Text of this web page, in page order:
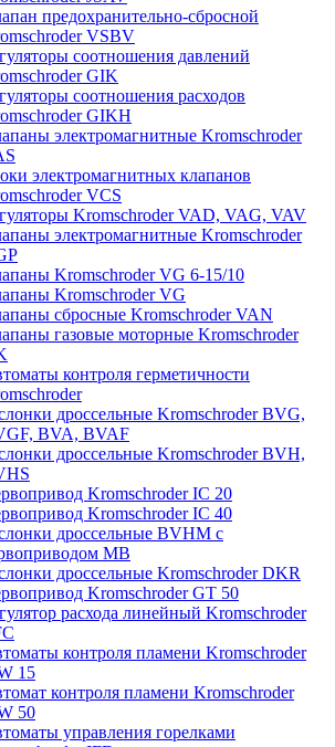
предохранительно-сбросной
VSBV
соотношения давлений
GIK
соотношения расходов
GIKH
электромагнитные Kromschroder
электромагнитных клапанов
VCS
Kromschroder VAD, VAG, VAV
электромагнитные Kromschroder
Kromschroder VG 6-15/10
Kromschroder VG
сбросные Kromschroder VAN
газовые моторные Kromschroder
контроля герметичности
дроссельные Kromschroder BVG,
BVA, BVAF
дроссельные Kromschroder BVH,
Kromschroder IC 20
Kromschroder IC 40
дроссельные BVHM с
МВ
дроссельные Kromschroder DKR
Kromschroder GT 50
расхода линейный Kromschroder
контроля пламени Kromschroder
15
контроля пламени Kromschroder
50
управления горелками